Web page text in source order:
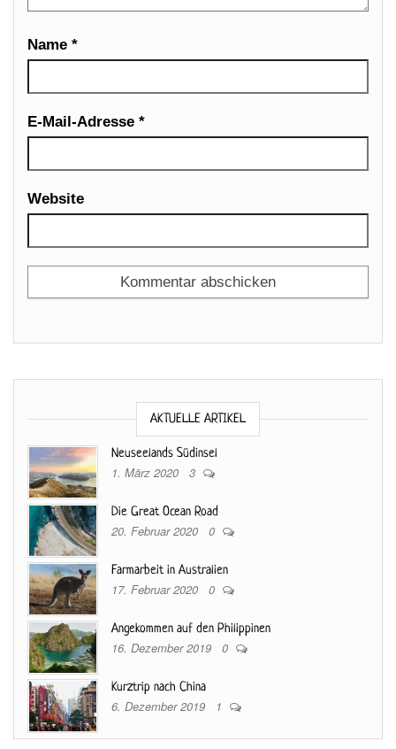
Name *
E-Mail-Adresse *
Website
AKTUELLE ARTIKEL
Neuseelands Südinsel
1. März 2020 3
Die Great Ocean Road
20. Februar 2020 0
Farmarbeit in Australien
17. Februar 2020 0
Angekommen auf den Philippinen
16. Dezember 2019 0
Kurztrip nach China
6. Dezember 2019 1